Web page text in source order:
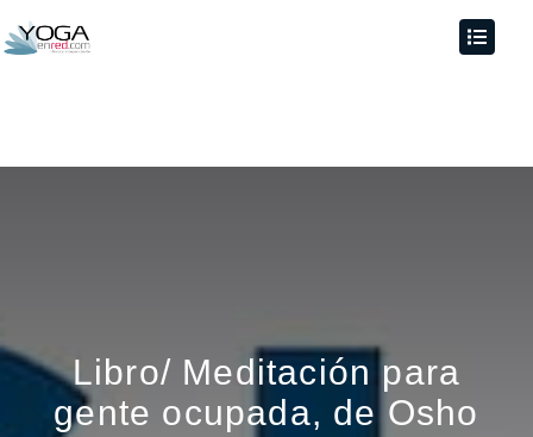
Libro/ Meditación para
gente ocupada, de Osho